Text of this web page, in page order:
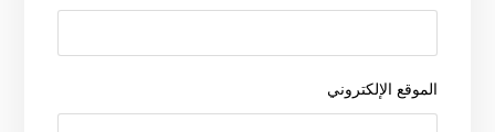
الموقع الإلكتروني